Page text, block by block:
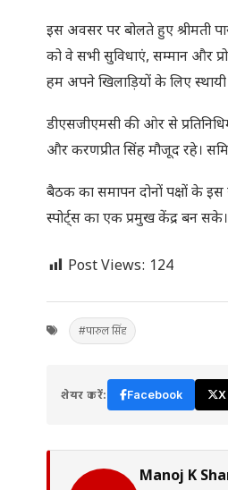
इस अवसर पर बोलते हुए श्रीमती
को वे सभी सुविधाएं, सम्मान और
हम अपने खिलाड़ियों के लिए
डीएसजीएमसी की ओर से
और करणप्रीत सिंह मौजूद रहे।
बैठक का समापन दोनों पक्षों के
स्पोर्ट्स का एक प्रमुख केंद्र बन सके।
Post Views: 124
#पारुल सिंह
शेयर करें: Facebook X
Manoj K